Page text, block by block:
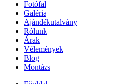
Fotófal
Galéria
Ajándékutalvány
Rólunk
Árak
Vélemények
Blog
Montázs